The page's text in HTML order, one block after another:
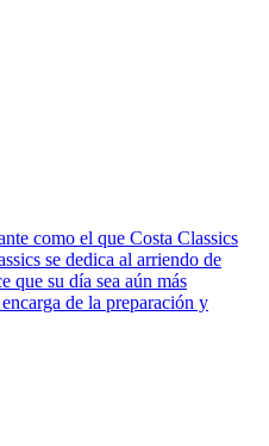
como el que Costa Classics
se dedica al arriendo de
que su día sea aún más
de la preparación y